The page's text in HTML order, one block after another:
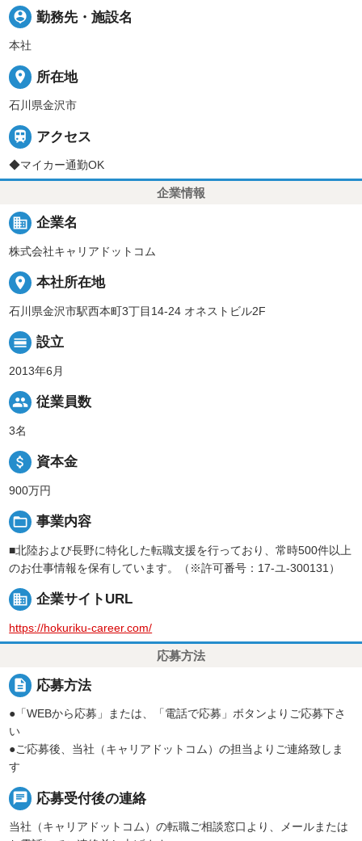
person_pin 勤務先・施設名
本社
place 所在地
石川県金沢市
 アクセス
◆マイカー通勤OK
企業情報
business 企業名
株式会社キャリアドットコム
place 本社所在地
石川県金沢市駅西本町3丁目14-24 オネストビル2F
calendar_view_day 設立
2013年6月
people 従業員数
3名
attach_money 資本金
900万円
folder_open 事業内容
■北陸および長野に特化した転職支援を行っており、常時500件以上
のお仕事情報を保有しています。（※許可番号：17-ユ-300131）
business 企業サイトURL
https://hokuriku-career.com/
応募方法
description 応募方法
●「WEBから応募」または、「電話で応募」ボタンよりご応募下さ
い
●ご応募後、当社（キャリアドットコム）の担当よりご連絡致しま
す
chat 応募受付後の連絡
当社（キャリアドットコム）の転職ご相談窓口より、メールまたは